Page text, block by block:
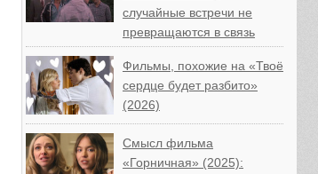
случайные встречи не
превращаются в связь
Фильмы, похожие на «Твоё
сердце будет разбито»
(2026)
Смысл фильма
«Горничная» (2025):